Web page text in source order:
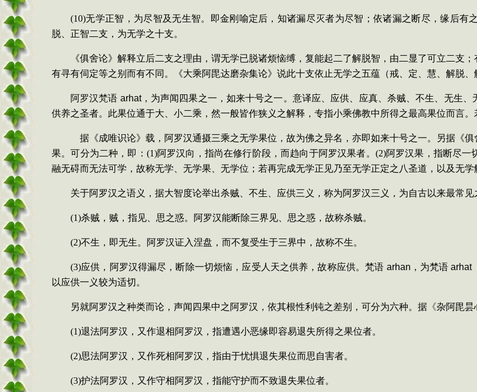
(10)无学正智，为尽智及无生智。即金刚喻定后，知诸漏尽灭者为尽智；依诸漏之断尽，缘后有
脱、正智二支，为无学之十支。
《俱舍论》解释立后二支之理由，谓无学已脱诸烦恼缚，复能起二了解脱智，由二显了可立二支
有寻有伺定等之别而有不同。《大乘阿毘达磨杂集论》说此十支依止无学之五蕴（戒、定、慧、解脱、
阿罗汉梵语 arhat，为声闻四果之一，如来十号之一。意译应、应供、应真、杀贼、不生、无生
供养之圣者。此果位通于大、小二乘，然一般皆作狭义之解释，专指小乘佛教中所得之最高果位而言
据《成唯识论》载，阿罗汉通摄三乘之无学果位，故为佛之异名，亦即如来十号之一。另据《
果。可分为二种，即： (1)阿罗汉向，指尚在修行阶段，而趋向于阿罗汉果者。 (2)阿罗汉果，指断尽一
融无碍而无法可学，故称无学、无学果、无学位；若再完成无学正见乃至无学正定之八圣道，以及无
关于阿罗汉之语义，据大智度论举出杀贼、不生、应供三义，称为阿罗汉三义，为自古以来最常见
(1)杀贼，贼，指见、思之惑。阿罗汉能断除三界见、思之惑，故称杀贼。
(2)不生，即无生。阿罗汉证入涅盘，而不复受生于三界中，故称不生。
(3)应供，阿罗汉得漏尽，断除一切烦恼，应受人天之供养，故称应供。梵语 arhan ，为梵语 arhat
以应供一义较为适切。
另就阿罗汉之种类而论，声闻四果中之阿罗汉，依其根性利钝之差别，可分为六种。据 《杂阿毘昙
(1)退法阿罗汉，又作退相阿罗汉，指遭遇小恶缘即容易退失所得之果位者。
(2)思法阿罗汉，又作死相阿罗汉，指由于忧惧退失果位而思自害者。
(3)护法阿罗汉，又作守相阿罗汉，指能守护而不致退失果位者。